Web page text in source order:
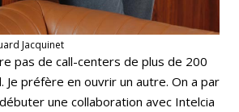
Jacquinet
pas de call-centers de plus de 200
Je préfère en ouvrir un autre. On a par
une collaboration avec Intelcia